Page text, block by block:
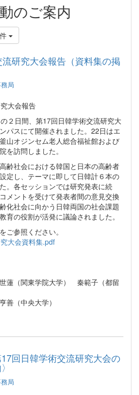
のご案内
研究大会報告（資料集の掲
局
大会報告
２日間、第17回日韓学術交流研究大
パスにて開催されました。22日はエ
山オジンセム老人総合福祉館および
を訪問しました。
齢社会における韓国と日本の高齢者
定し、テーマに即して日韓計６本の
。各セッションでは研究発表に続
メントを受けて発表者間の意見交換
化社会に向かう日韓両国の社会課題
育の役割が活発に議論されました。
ご参照ください。
大会資料集.pdf
蓮（関東学院大学） 秦範子（都留
（中央大学）
17回日韓学術交流研究大会の
局